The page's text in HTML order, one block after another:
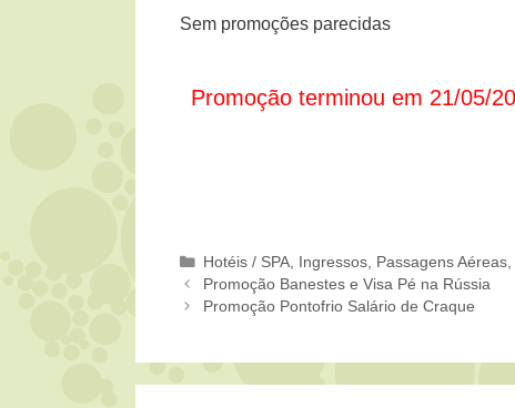
Sem promoções parecidas
Promoção terminou em 21/05/
Categorias
Hotéis / SPA Ingressos Passagens Aéreas
Promoção Banestes e Visa Pé na Rússia
Promoção Pontofrio Salário de Craque